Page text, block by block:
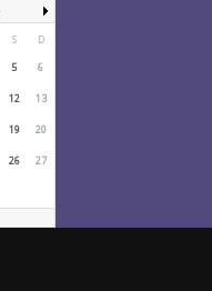
S
D
5 6
12 13
19 20
26 27